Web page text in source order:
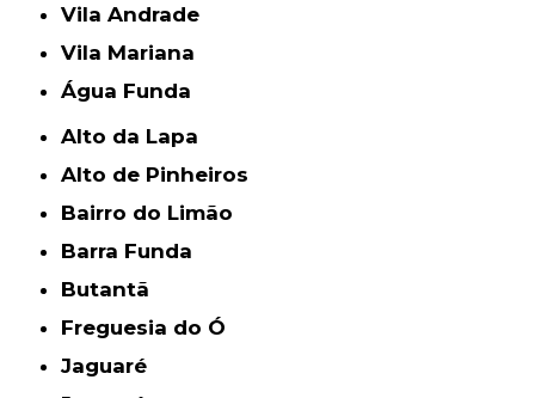
Vila Andrade
Vila Mariana
Água Funda
Alto da Lapa
Alto de Pinheiros
Bairro do Limão
Barra Funda
Butantã
Freguesia do Ó
Jaguaré